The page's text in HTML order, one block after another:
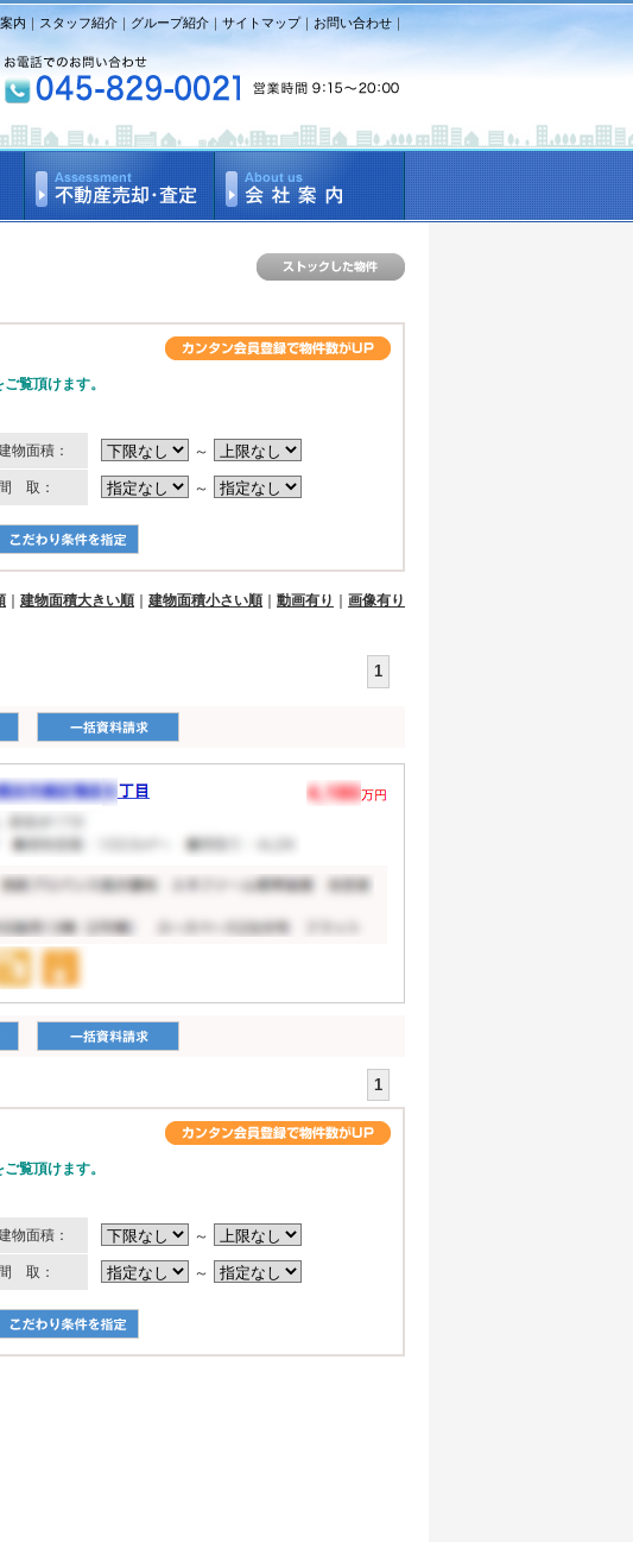
内 ｜スタッフ紹介 ｜ グループ紹介 ｜ サイトマップ｜ お問い合わせ ｜
覧頂けます。
物面積： ～
間 取： ～
建物面積大きい順 建物面積小さい順 動画有り
画像有り
1
1
覧頂けます。
物面積： ～
間 取： ～